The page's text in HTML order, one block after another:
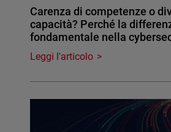
Carenza di competenze o
capacità? Perché la
fondamentale nella
Leggi l'articolo